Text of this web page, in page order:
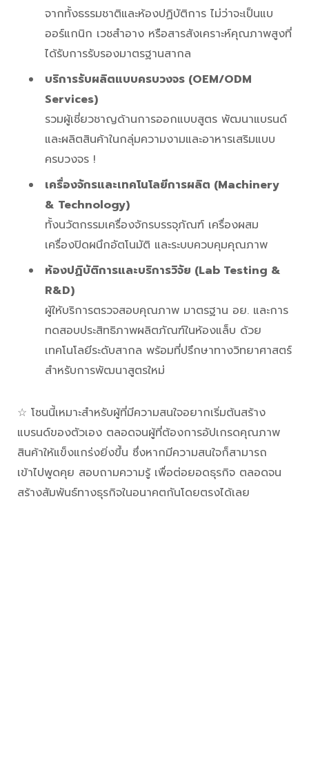
จากทั้งธรรมชาติและห้องปฏิบัติการ ไม่ว่าจะเป็นแบ
ออร์แกนิก เวชสำอาง หรือสารสังเคราะห์คุณภาพสูงที่
ได้รับการรับรองมาตรฐานสากล
บริการรับผลิตแบบครบวงจร (OEM/ODM
Services)
รวมผู้เชี่ยวชาญด้านการออกแบบสูตร พัฒนาแบรนด์
และผลิตสินค้าในกลุ่มความงามและอาหารเสริมแบบ
ครบวงจร !
เครื่องจักรและเทคโนโลยีการผลิต (Machinery
& Technology)
ทั้งนวัตกรรมเครื่องจักรบรรจุภัณฑ์ เครื่องผสม
เครื่องปิดผนึกอัตโนมัติ และระบบควบคุมคุณภาพ
ห้องปฏิบัติการและบริการวิจัย (Lab Testing &
R&D)
ผู้ให้บริการตรวจสอบคุณภาพ มาตรฐาน อย. และการ
ทดสอบประสิทธิภาพผลิตภัณฑ์ในห้องแล็บ ด้วย
เทคโนโลยีระดับสากล พร้อมที่ปรึกษาทางวิทยาศาสตร์
สำหรับการพัฒนาสูตรใหม่
☆ โซนนี้เหมาะสำหรับผู้ที่มีความสนใจอยากเริ่มต้นสร้าง
แบรนด์ของตัวเอง ตลอดจนผู้ที่ต้องการอัปเกรดคุณภาพ
สินค้าให้แข็งแกร่งยิ่งขึ้น ซึ่งหากมีความสนใจก็สามารถ
เข้าไปพูดคุย สอบถามความรู้ เพื่อต่อยอดธุรกิจ ตลอดจน
สร้างสัมพันธ์ทางธุรกิจในอนาคตกันโดยตรงได้เลย